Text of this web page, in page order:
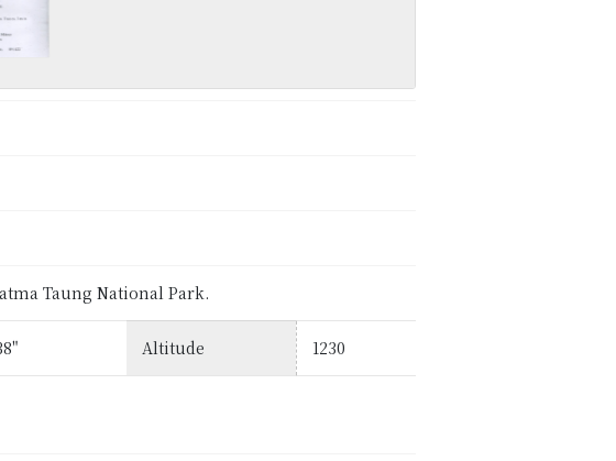
Taung National Park.
Altitude 1230